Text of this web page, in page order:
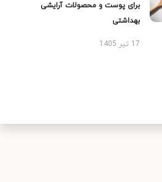
برای پوست و محصولات آرایشی
بهداشتی
17 تیر 1405